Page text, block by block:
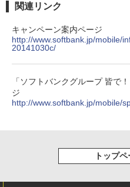
関連リンク
キャンペーン案内ページ
http://www.softbank.jp/mobile/
20141030c/
「ソフトバンクグループ 皆で
ジ
http://www.softbank.jp/mobile/
トップ